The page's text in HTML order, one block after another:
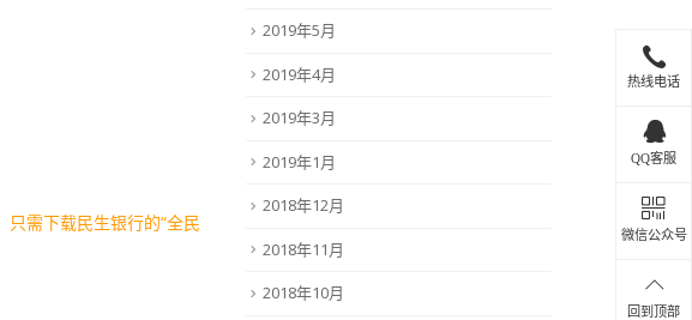
只需下载民生银行的“全民
热线电话
QQ客服
微信公众号
回到顶部
2019年5月
2019年4月
2019年3月
2019年1月
2018年12月
2018年11月
2018年10月